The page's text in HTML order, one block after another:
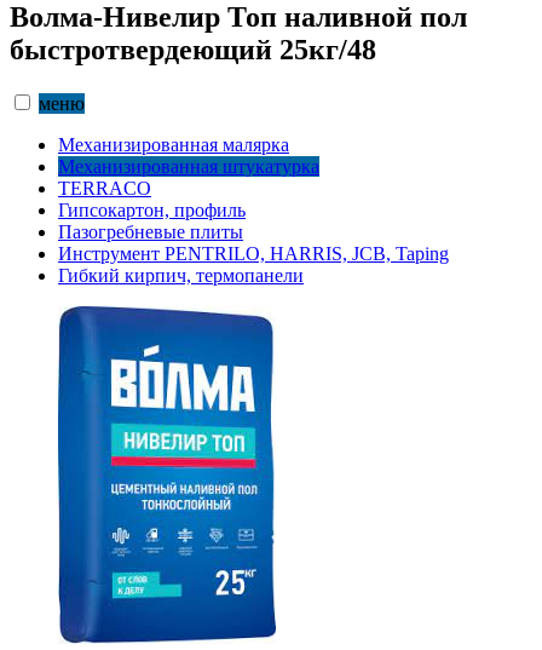
Волма-Нивелир Топ наливной пол
быстротвердеющий 25кг/48
меню
Механизированная малярка
Механизированная штукатурка
TERRACO
Гипсокартон, профиль
Пазогребневые плиты
Инструмент PENTRILO, HARRIS, JCB, Taping
Гибкий кирпич, термопанели